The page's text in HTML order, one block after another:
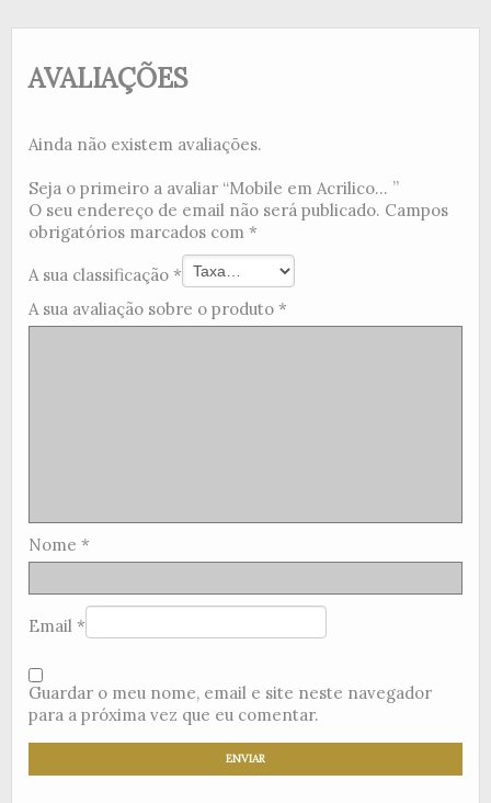
AVALIAÇÕES
Ainda não existem avaliações.
Seja o primeiro a avaliar “Mobile em Acrilico... ”
O seu endereço de email não será publicado. Campos
obrigatórios marcados com *
A sua classificação *
A sua avaliação sobre o produto *
Nome *
Email *
Guardar o meu nome, email e site neste navegador
para a próxima vez que eu comentar.